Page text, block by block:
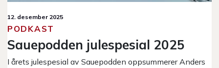
12. desember 2025
PODKAST
Sauepodden julespesial 2025
I årets julespesial av Sauepodden oppsummerer Anders